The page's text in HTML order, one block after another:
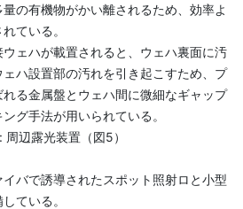
の有機物がかい離されるため、効率よ
ている。
ェハが載置されると、ウェハ裏面に汚
ハ設置部の汚れを引き起こすため、プ
る金属盤とウェハ間に微細なギャップ
グ手法が用いられている。
辺露光装置（図5）
バで誘導されたスポット照射ロと小型
ている。